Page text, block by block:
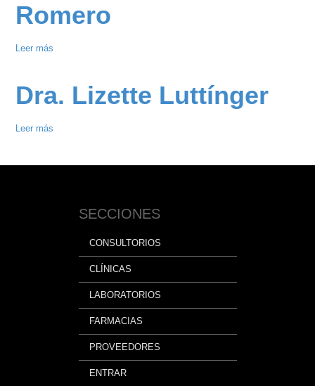
Mastológico
Rosa
2023
Romero
Leer más
Campos
Dra. Lizette Luttínger
Leer más
SECCIONES
CONSULTORIOS
CLÍNICAS
LABORATORIOS
FARMACIAS
PROVEEDORES
ENTRAR